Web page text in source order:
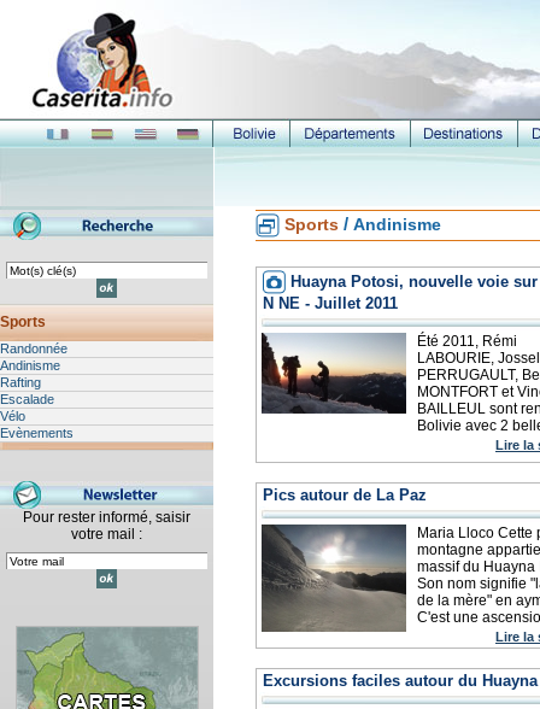
Sports
Randonnée
Andinisme
Rafting
Escalade
Vélo
Evènements
Pour rester informé, saisir
votre mail :
Sports / Andinisme
Huayna Potosi, nouvelle voie
N NE - Juillet 2011
Été 2011, Rémi
LABOURIE,
PERRUGAULT,
MONTFORT et
BAILLEUL sont
Bolivie avec 2
Lire la
Pics autour de La Paz
Maria Lloco Cette
montagne
massif du Huayna
Son nom signifie
de la mère" en
C'est une
Lire la
Excursions faciles autour du